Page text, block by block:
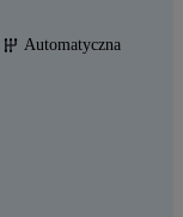
Automatyczna